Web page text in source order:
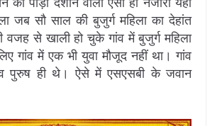
जब सौ साल की बुजुर्ग महिला का देहांत
से खाली हो चुके गांव में बुजुर्ग महिला
गांव में एक भी युवा मौजूद नहीं था। गांव
व पुरुष ही थे। ऐसे में एसएसबी के जवान